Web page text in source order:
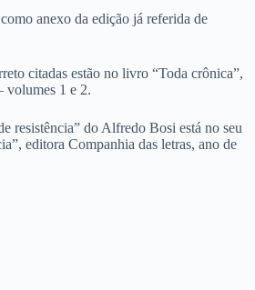
anexo da edição já referida de
citadas estão no livro “Toda crônica”,
volumes 1 e 2.
resistência” do Alfredo Bosi está no seu
editora Companhia das letras, ano de